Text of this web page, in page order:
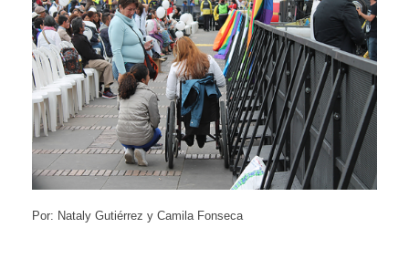
Por: Nataly Gutiérrez y Camila Fonseca